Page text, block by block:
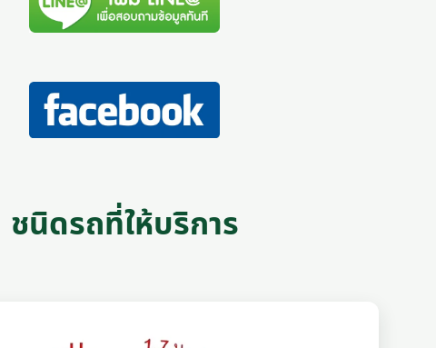
ชนิดรถที่ให้บริการ